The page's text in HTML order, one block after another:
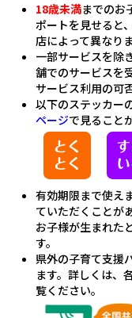
18歳未満までのお
ポートを見せると
店によって異なり
一部サービスを除
舗でのサービスを
サービス利用の可
以下のステッカー
ページで見ること
有効期限まで使え
ていただくことが
お子様が生まれた
す。
県外の子育て支援
ます。詳しくは、
覧ください。